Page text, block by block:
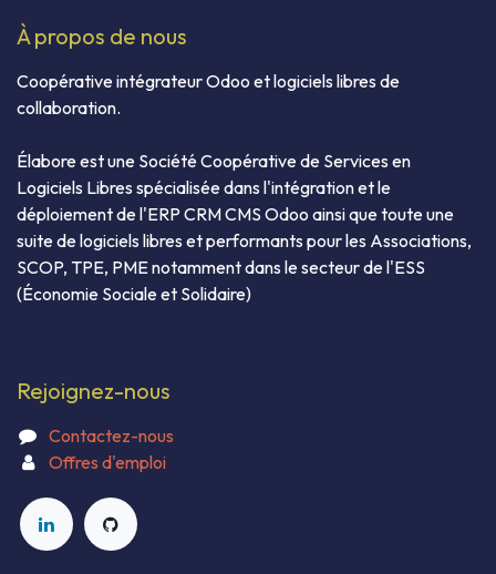
À propos de nous
Coopérative intégrateur Odoo et logiciels libres de
collaboration.
Élabore est une Société Coopérative de Services en
Logiciels Libres spécialisée dans l'intégration et le
déploiement de l'ERP CRM CMS Odoo ainsi que toute une
suite de logiciels libres et performants pour les Associations,
SCOP, TPE, PME notamment dans le secteur de l'ESS
(Économie Sociale et Solidaire)
Rejoignez-nous
Contactez-nous
Offres d'emploi